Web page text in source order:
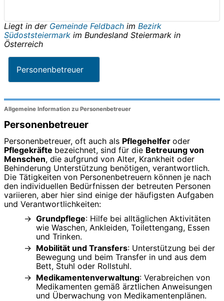
Liegt in der Gemeinde Feldbach im Bezirk
Südoststeiermark im Bundesland Steiermark in
Österreich
Personenbetreuer
Allgemeine Information zu Personenbetreuer
Personenbetreuer
Personenbetreuer, oft auch als Pflegehelfer oder
Pflegekräfte bezeichnet, sind für die Betreuung von
Menschen, die aufgrund von Alter, Krankheit oder
Behinderung Unterstützung benötigen, verantwortlich.
Die Tätigkeiten von Personenbetreuern können je nach
den individuellen Bedürfnissen der betreuten Personen
variieren, aber hier sind einige der häufigsten Aufgaben
und Verantwortlichkeiten:
Grundpflege: Hilfe bei alltäglichen Aktivitäten
wie Waschen, Ankleiden, Toilettengang, Essen
und Trinken.
Mobilität und Transfers: Unterstützung bei der
Bewegung und beim Transfer in und aus dem
Bett, Stuhl oder Rollstuhl.
Medikamentenverwaltung: Verabreichen von
Medikamenten gemäß ärztlichen Anweisungen
und Überwachung von Medikamentenplänen.